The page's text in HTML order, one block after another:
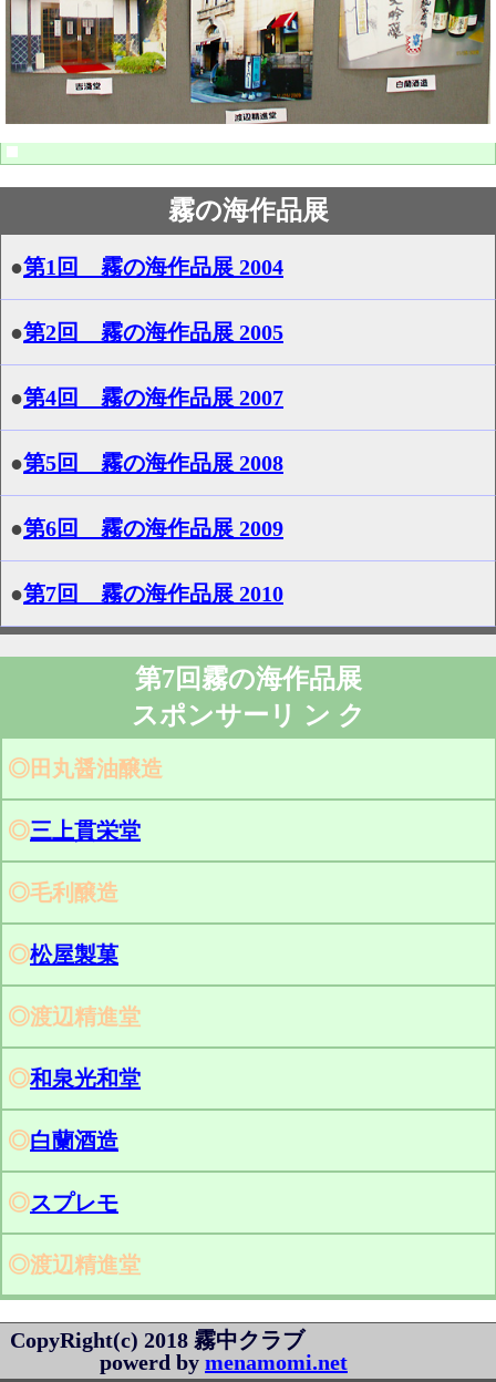
霧の海作品展
●第1回 霧の海作品展 2004
●第2回 霧の海作品展 2005
●第4回 霧の海作品展 2007
●第5回 霧の海作品展 2008
●第6回 霧の海作品展 2009
●第7回 霧の海作品展 2010
第7回霧の海作品展
スポンサーリ ン ク
◎田丸醤油醸造
◎三上貫栄堂
◎毛利醸造
◎松屋製菓
◎渡辺精進堂
◎和泉光和堂
◎白蘭酒造
◎スプレモ
◎渡辺精進堂
CopyRight(c) 2018 霧中クラブ
powerd by menamomi.net